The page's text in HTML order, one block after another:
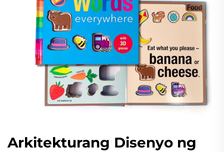
Arkitekturang Disenyo ng